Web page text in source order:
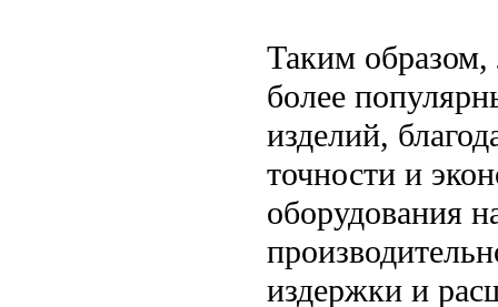
Таким образом,
более
изделий,
точности и
оборудования
издержки и